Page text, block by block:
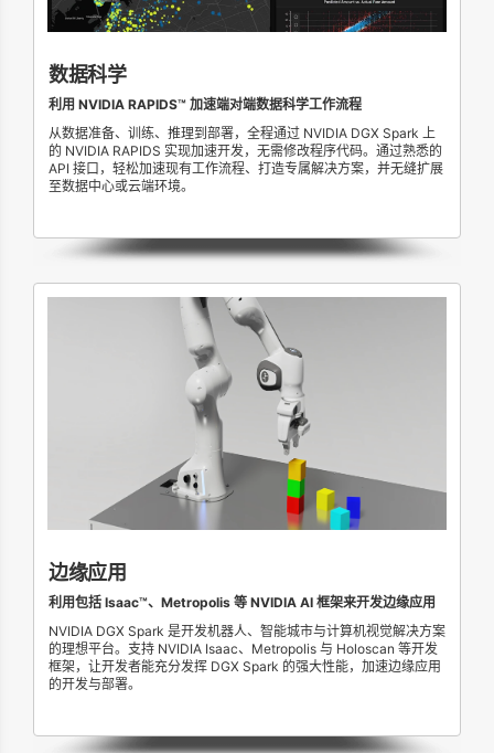
数据科学
利用 NVIDIA RAPIDS™ 加速端对端数据科学工作流程
从数据准备、训练、推理到部署，全程通过 NVIDIA DGX Spark 上
的 NVIDIA RAPIDS 实现加速开发，无需修改程序代码。通过熟悉的
API 接口，轻松加速现有工作流程、打造专属解决方案，并无缝扩展
至数据中心或云端环境。
边缘应用
利用包括 Isaac™、Metropolis 等 NVIDIA AI 框架来开发边缘应用
NVIDIA DGX Spark 是开发机器人、智能城市与计算机视觉解决方案
的理想平台。支持 NVIDIA Isaac、Metropolis 与 Holoscan 等开发
框架，让开发者能充分发挥 DGX Spark 的强大性能，加速边缘应用
的开发与部署。